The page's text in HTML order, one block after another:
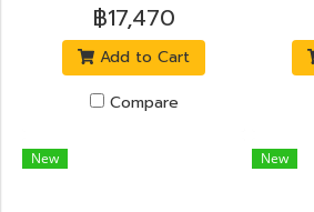
฿17,470
Add to Cart
Compare
New New